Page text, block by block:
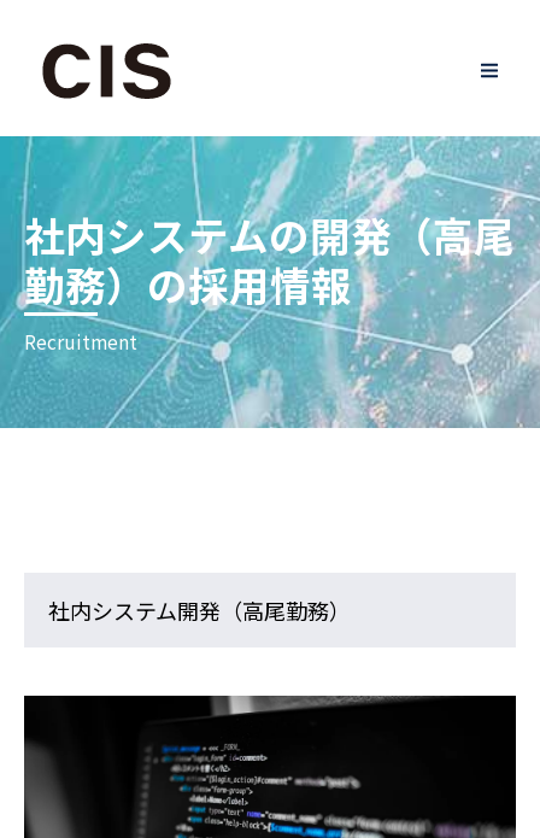
社内システムの開発（高尾
勤務）の採用情報
Recruitment
社内システム開発（高尾勤務）